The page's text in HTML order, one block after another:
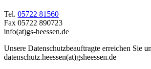
Tel. 05722 81560
Fax 05722 890723
info(at)gs-heessen.de
Unsere Datenschutzbeauftragte erreichen Sie
datenschutz.heessen(at)gsheessen.de